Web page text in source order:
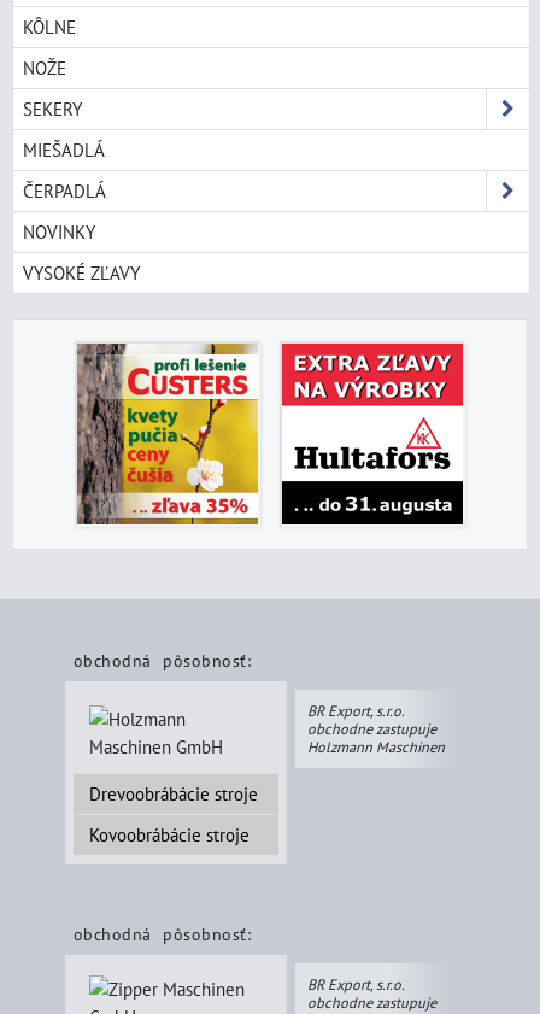
KÔLNE
NOŽE
SEKERY
MIEŠADLÁ
ČERPADLÁ
NOVINKY
VYSOKÉ ZĽAVY
obchodná pôsobnosť:
Drevoobrábácie stroje
Kovoobrábácie stroje
BR Export, s.r.o.
obchodne zastupuje
Holzmann Maschinen
obchodná pôsobnosť:
BR Export, s.r.o.
obchodne zastupuje